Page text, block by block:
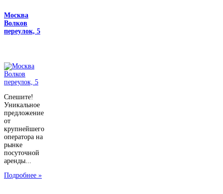
Москва
Волков
переулок, 5
Спешите!
Уникальное
предложение
от
крупнейшего
оператора на
рынке
посуточной
аренды...
Подробнее »